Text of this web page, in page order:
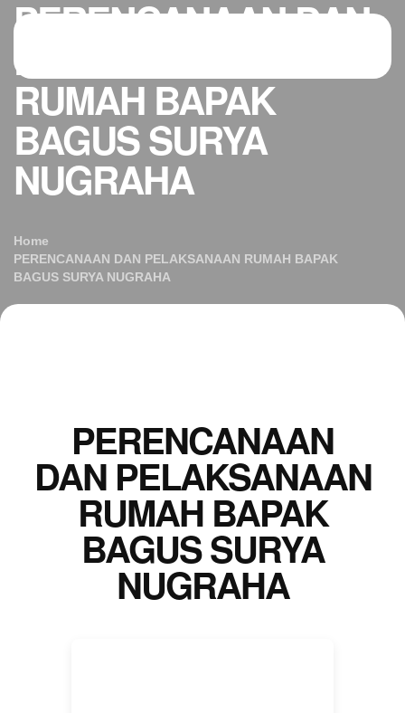
PERENCANAAN DAN
PELAKSANAAN
RUMAH BAPAK
BAGUS SURYA
NUGRAHA
Home
PERENCANAAN DAN PELAKSANAAN RUMAH BAPAK
BAGUS SURYA NUGRAHA
PERENCANAAN
DAN PELAKSANAAN
RUMAH BAPAK
BAGUS SURYA
NUGRAHA